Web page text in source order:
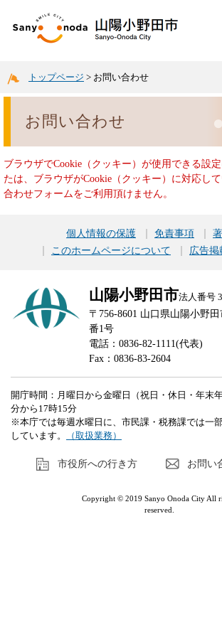
トップページ > お問い合わせ
お問い合わせ
ブラウザでCookie（クッキー）が使用できる設
たは、ブラウザがCookie（クッキー）に対応し
合わせフォームをご利用頂けません。
個人情報の保護 免責事項
このホームページについて
広告掲
山陽小野田市法人番号
〒756-8601 山口県山陽小野
番1号
電話：0836-82-1111(代表)
Fax：0836-83-2604
開庁時間：月曜日から金曜日（祝日・休日・年末
分から17時15分
※本庁では毎週水曜日に、市民課・税務課では一
しています。
（取扱業務）
市役所への行き方 お問い
Copyright © 2019 Sanyo Onoda City All
reserved.